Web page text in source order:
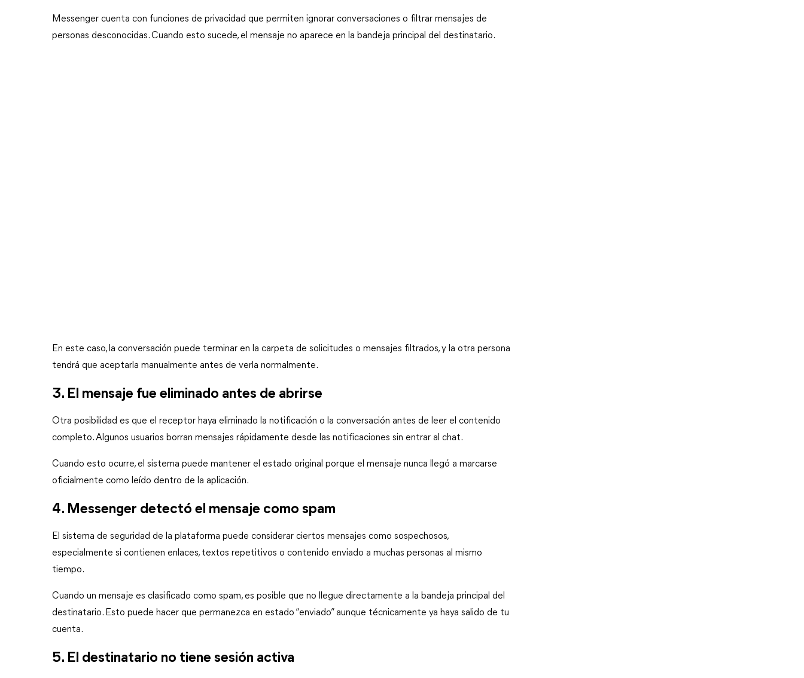
Messenger cuenta con funciones de privacidad que permiten ignorar conversaciones o filtrar mensajes de
personas desconocidas. Cuando esto sucede, el mensaje no aparece en la bandeja principal del destinatario.
En este caso, la conversación puede terminar en la carpeta de solicitudes o mensajes filtrados, y la otra persona
tendrá que aceptarla manualmente antes de verla normalmente.
3. El mensaje fue eliminado antes de abrirse
Otra posibilidad es que el receptor haya eliminado la notificación o la conversación antes de leer el contenido
completo. Algunos usuarios borran mensajes rápidamente desde las notificaciones sin entrar al chat.
Cuando esto ocurre, el sistema puede mantener el estado original porque el mensaje nunca llegó a marcarse
oficialmente como leído dentro de la aplicación.
4. Messenger detectó el mensaje como spam
El sistema de seguridad de la plataforma puede considerar ciertos mensajes como sospechosos,
especialmente si contienen enlaces, textos repetitivos o contenido enviado a muchas personas al mismo
tiempo.
Cuando un mensaje es clasificado como spam, es posible que no llegue directamente a la bandeja principal del
destinatario. Esto puede hacer que permanezca en estado “enviado” aunque técnicamente ya haya salido de tu
cuenta.
5. El destinatario no tiene sesión activa